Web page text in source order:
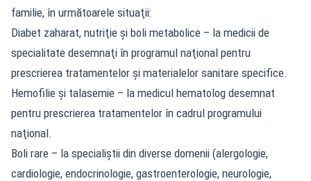
familie, în următoarele situaţii:
Diabet zaharat, nutriţie şi boli metabolice – la medicii de
specialitate desemnaţi în programul naţional pentru
prescrierea tratamentelor şi materialelor sanitare specifice.
Hemofilie şi talasemie – la medicul hematolog desemnat
pentru prescrierea tratamentelor în cadrul programului
naţional.
Boli rare – la specialiştii din diverse domenii (alergologie,
cardiologie, endocrinologie, gastroenterologie, neurologie,